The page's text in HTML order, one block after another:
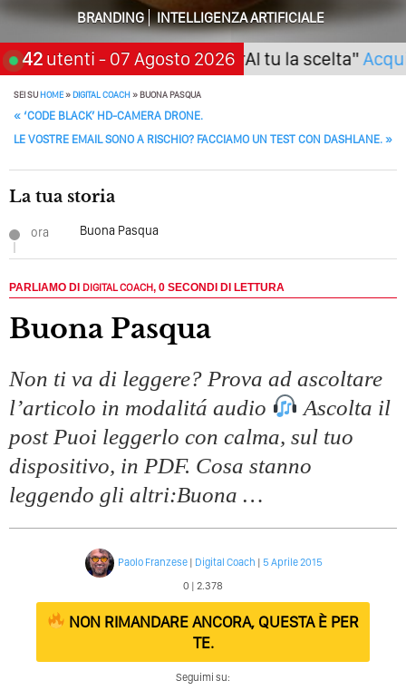
Della Vecchia SEO
Come Cambieranno I Social Media? Siamo Nell’era Degli
Algoritmi Predittivi
Quale Sarà Il Futuro Della Tua Azienda? Lo Decidi
Adesso Con I Social Media, L’AI E I Contenuti…
Solo Rumore…
Perché Non Guadagni Sui Social Media? Probabilmente
Tutto Peggiorerà
Quali Sono Gli Errori Della Comunicazione Politica? Il
Caso Delle Braccia Incrociate
Come Promuoversi Nel Wedding? Il Mio Intervento Per
L’Accademia Del Wedding
BRANDING
INTELLIGENZA ARTIFICIALE
42 utenti - 07 Agosto 2026
(Napoli) Seminario "SarAI tu la scelta"Acquista
SEI SUHOME»DIGITAL COACH»BUONA PASQUA
POST NAVIGATION
« ‘CODE BLACK’ HD-CAMERA DRONE.
LE VOSTRE EMAIL SONO A RISCHIO? FACCIAMO UN TEST CON DASHLANE. »
La tua storia
ora Buona Pasqua
PARLIAMO DI DIGITAL COACH, 0 SECONDI DI LETTURA
Buona Pasqua
Non ti va di leggere? Prova ad ascoltare
l’articolo in modalitá audio
Ascolta il
post Puoi leggerlo con calma, sul tuo
dispositivo, in PDF. Cosa stanno
leggendo gli altri:Buona …
Paolo Franzese | Digital Coach | 5 Aprile 2015
0 | 2.378
NON RIMANDARE ANCORA, QUESTA È PER
TE.
Seguimi su: